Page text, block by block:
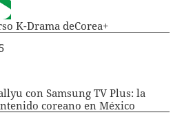
K-Drama deCorea+
con Samsung TV Plus: la
coreano en México